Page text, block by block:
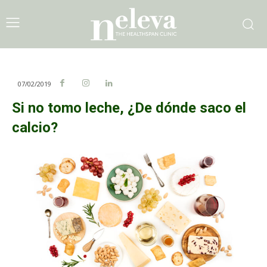
07/02/2019
Si no tomo leche, ¿De dónde saco el
calcio?